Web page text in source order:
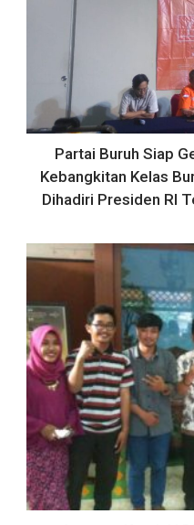
Partai Buruh Siap
Kebangkitan Kelas
Dihadiri Presiden RI